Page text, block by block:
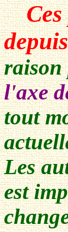
l'axe
tout
Les
est